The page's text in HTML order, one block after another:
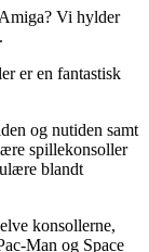
Vi hylder
er en fantastisk
og nutiden samt
spillekonsoller
blandt
konsollerne,
Man og Space